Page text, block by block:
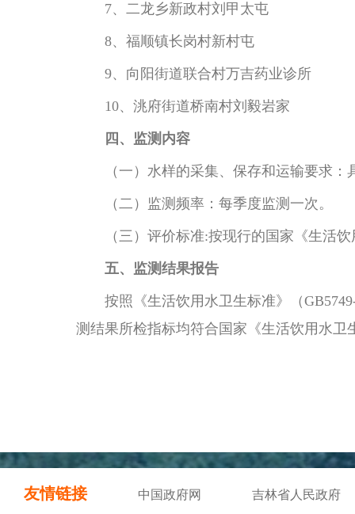
7、二龙乡新政村刘甲太屯
8、福顺镇长岗村新村屯
9、向阳街道联合村万吉药业诊所
10、洮府街道桥南村刘毅岩家
四、监测内容
（一）水样的采集、保存和运输要求：具
（二）监测频率：每季度监测一次。
（三）评价标准:按现行的国家《生活饮
五、监测结果报告
按照《生活饮用水卫生标准》（GB5749-
测结果所检指标均符合国家《生活饮用水卫
友情链接 中国政府网 吉林省人民政府